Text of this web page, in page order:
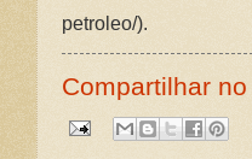
petroleo/).
Compartilhar